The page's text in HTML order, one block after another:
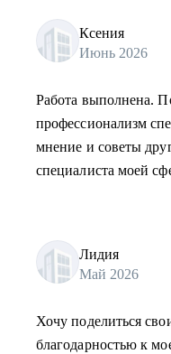
Ксения
Июнь 2026
Работа выполнена.
профессионализм
мнение и советы
специалиста моей
Лидия
Май 2026
Хочу поделиться
благодарностью к